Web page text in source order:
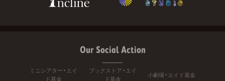
Our Social Action
ミニシアター・エイ
ド基金
ブックストア・エイ
ド基金
小劇場・エイド基金